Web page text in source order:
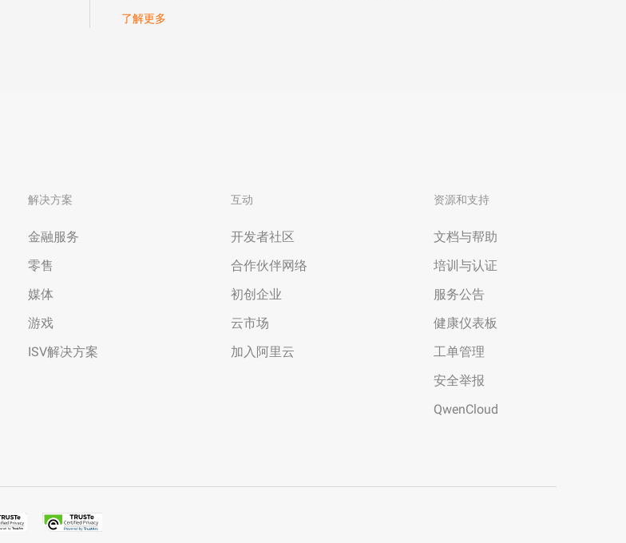
了解更多
解决方案
金融服务
零售
媒体
游戏
ISV解决方案
互动
开发者社区
合作伙伴网络
初创企业
云市场
加入阿里云
资源和支持
文档与帮助
培训与认证
服务公告
健康仪表板
工单管理
安全举报
QwenCloud